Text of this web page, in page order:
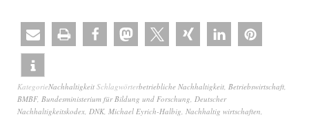
KategorieNachhaltigkeit Schlagwörterbetriebliche Nachhaltigkeit, Betriebswirtschaft,
BMBF, Bundesministerium für Bildung und Forschung, Deutscher
Nachhaltigkeitskodex, DNK, Michael Eyrich-Halbig, Nachhaltig wirtschaften,